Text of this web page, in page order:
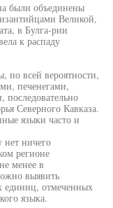
были объединены
Великой,
в Булга-рии
к распаду
по всей вероятности,
печенегами,
Северного Кавказа.
языки часто и
нет ничего
регионе
менее в
выявить
единиц, отмеченных
языка.